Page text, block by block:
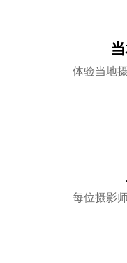
体验当地
每位摄影